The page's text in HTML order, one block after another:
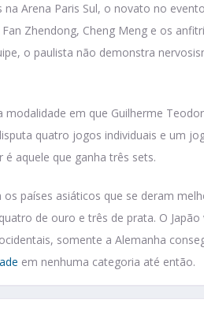
Arena Paris Sul, o novato no
Zhendong, Cheng Meng e os
o paulista não demonstra
modalidade em que Guilherme
quatro jogos individuais e um
aquele que ganha três sets.
países asiáticos que se deram
de ouro e três de prata. O
somente a Alemanha
em nenhuma categoria até então.